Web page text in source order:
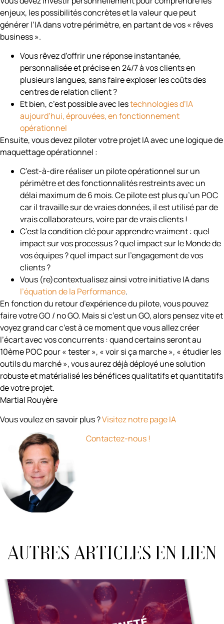
enjeux, les possibilités concrètes et la valeur que peut
générer l’IA dans votre périmètre, en partant de vos « rêves
business ».
Vous rêvez d’offrir une réponse instantanée,
personnalisée et précise en 24/7 à vos clients en
plusieurs langues, sans faire exploser les coûts des
centres de relation client ?
Et bien, c’est possible avec lestechnologies d’IA
aujourd’hui, éprouvées, en fonctionnement
opérationnel
Ensuite, vous devez piloter votre projet IA avec une logique de
maquettage opérationnel :
C’est-à-dire réaliser un pilote opérationnel sur un
périmètre et des fonctionnalités restreints avec un
délai maximum de 6 mois. Ce pilote est plus qu’un POC
car il travaille sur de vraies données, il est utilisé par de
vrais collaborateurs, voire par de vrais clients !
C’est la condition clé pour apprendre vraiment : quel
impact sur vos processus ? quel impact sur le Monde de
vos équipes ? quel impact sur l’engagement de vos
clients ?
Vous (re)contextualisez ainsi votre initiative IA dans
l’équation de la Performance.
En fonction du retour d’expérience du pilote, vous pouvez
faire votre GO / no GO. Mais si c’est un GO, alors pensez vite et
voyez grand car c’est à ce moment que vous allez créer
l’écart avec vos concurrents : quand certains seront au
10ème POC pour « tester », « voir si ça marche », « étudier les
outils du marché », vous aurez déjà déployé une solution
robuste et matérialisé les bénéfices qualitatifs et quantitatifs
de votre projet.
Martial Rouyère
Vous voulez en savoir plus ?Visitez notre page IA
Contactez-nous !
Autres articles en lien